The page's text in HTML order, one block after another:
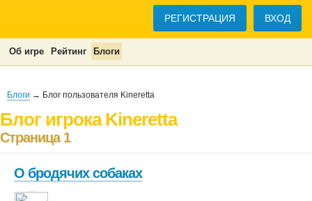
РЕГИСТРАЦИЯ ВХОД
Об игре Рейтинг Блоги
Блоги → Блог пользователя Kineretta
Блог игрока Kineretta
Страница 1
О бродячих собаках